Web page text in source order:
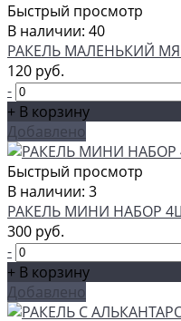
Быстрый просмотр
В наличии: 40
РАКЕЛЬ МАЛЕНЬКИЙ
120 руб.
-
+ В корзину
Добавлено
Быстрый просмотр
В наличии: 3
РАКЕЛЬ МИНИ НАБОР
300 руб.
-
+ В корзину
Добавлено